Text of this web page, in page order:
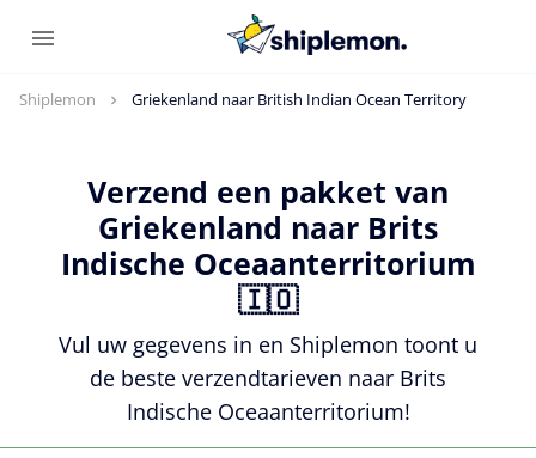
Shiplemon Griekenland naar British Indian Ocean Territory
Verzend een pakket van
Griekenland naar Brits
Indische Oceaanterritorium
🇮🇴
Vul uw gegevens in en Shiplemon toont u
de beste verzendtarieven naar Brits
Indische Oceaanterritorium!